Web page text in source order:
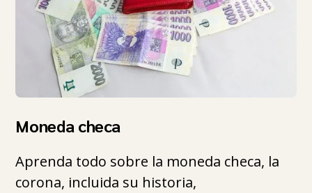
Moneda checa
Aprenda todo sobre la moneda checa, la
corona, incluida su historia,